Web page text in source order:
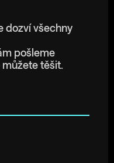
dozví všechny
pošleme
můžete těšit.